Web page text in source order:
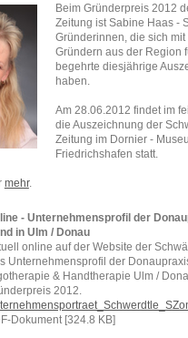
Beim Gründerpreis 2012
Zeitung ist Sabine Haas -
Gründerinnen, die sich mit
Gründern aus der Region
begehrte diesjährige
haben.
Am 28.06.2012 findet im
die Auszeichnung der
Zeitung im Dornier -
Friedrichshafen statt.
mehr.
- Unternehmensprofil der
in Ulm / Donau
online auf der Website der
Unternehmensprofil der
& Handtherapie Ulm /
2012.
Dokument [324.8 KB]